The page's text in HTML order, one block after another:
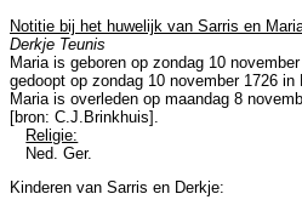
Notitie bij het huwelijk van Sarris en
Derkje Teunis
Maria is geboren op zondag 10
gedoopt op zondag 10 november 1726 in
Maria is overleden op maandag 8
[bron: C.J.Brinkhuis].
Religie:
Ned. Ger.
Kinderen van Sarris en Derkje: